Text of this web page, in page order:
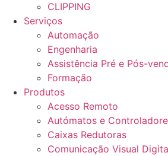
CLIPPING
Serviços
Automação
Engenharia
Assistência Pré e Pós-
Formação
Produtos
Acesso Remoto
Autómatos e
Caixas Redutoras
Comunicação Visual